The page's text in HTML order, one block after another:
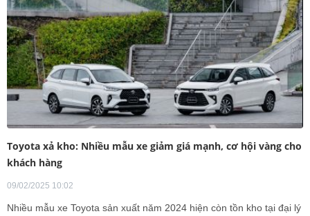
Toyota xả kho: Nhiều mẫu xe giảm giá mạnh, cơ hội vàng cho
khách hàng
09/02/2025 10:02
Nhiều mẫu xe Toyota sản xuất năm 2024 hiện còn tồn kho tại đại lý